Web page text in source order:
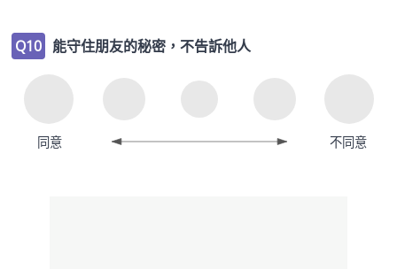
Q10 能守住朋友的秘密，不告訴他人
同意 不同意